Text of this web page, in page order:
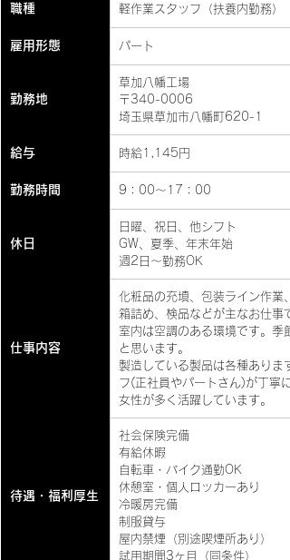
職種 軽作業スタッフ（扶養内勤務）
雇用形態 パート
勤務地
草加八幡工場
〒340-0006
埼玉県草加市八幡町620-1
給与 時給1,145円
勤務時間 9：00～17：00
休日
日曜、祝日、他シフト
GW、夏季、年末年始
週2日～勤務OK
仕事内容
化粧品の充填、包装ライン作業
箱詰め、検品などが主なお仕事
室内は空調のある環境です。季
と思います。
製造している製品は各種ありま
フ(正社員やパートさん)が丁寧
女性が多く活躍しています。
待遇・福利厚生
社会保険完備
有給休暇
自転車・バイク通勤OK
休憩室・個人ロッカーあり
冷暖房完備
制服貸与
屋内禁煙（別途喫煙所あり）
試用期間3ヶ月（同条件）